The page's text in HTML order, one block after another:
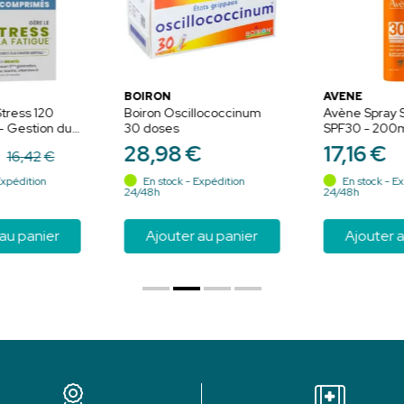
120
Gestion du
16,42€
panier
BOIRON
Boiron Oscillococcinum
30 doses
28,98€
En stock - Expédition
24/48h
Ajouter au panier
AVÈNE
Avène Spray
SPF30 -
Protection et
les peaux
17,16€
En stock -
24/48h
Ajouter